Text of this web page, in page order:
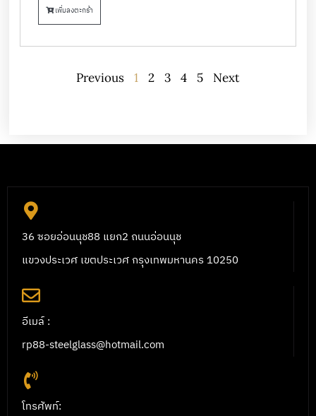
เพิ่มลงตะกร้า
Previous 1 2 3 4 5 Next
36 ซอยอ่อนนุช88 แยก2 ถนนอ่อนนุช
แขวงประเวศ เขตประเวศ กรุงเทพมหานคร 10250
อีเมล์ :
rp88-steelglass@hotmail.com
โทรศัพท์: